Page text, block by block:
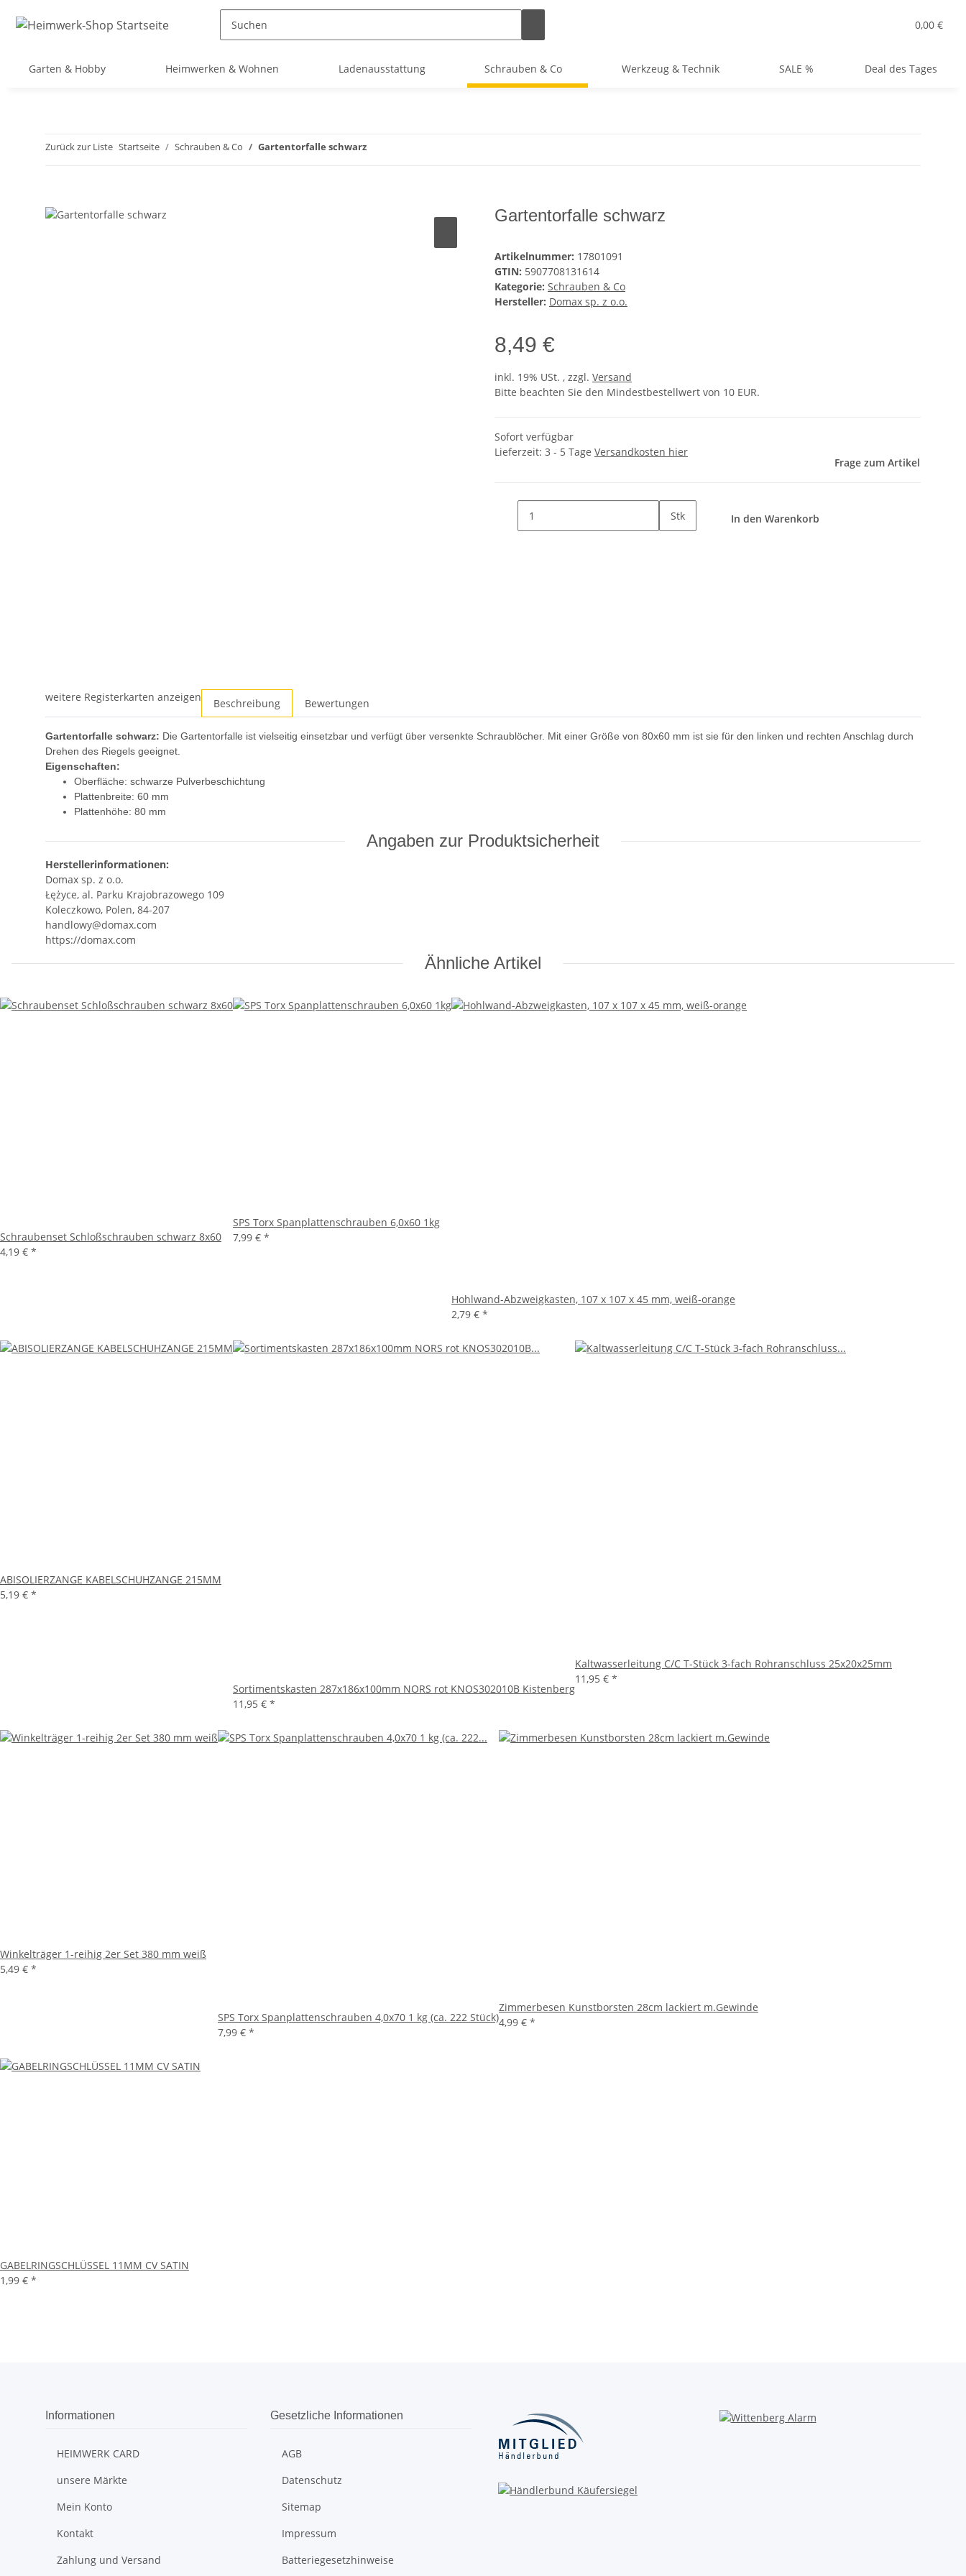
0,00 €
Garten & Hobby Heimwerken & Wohnen Ladenausstattung Schrauben & Co Werkzeug & Technik SALE % Deal des Tages
Zurück zur Liste Startseite Schrauben & Co Gartentorfalle schwarz
Gartentorfalle schwarz
Artikelnummer: 17801091
GTIN: 5907708131614
Kategorie: Schrauben & Co
Hersteller: Domax sp. z o.o.
8,49 €
inkl. 19% USt. , zzgl. Versand
Bitte beachten Sie den Mindestbestellwert von 10 EUR.
Sofort verfügbar
Lieferzeit: 3 - 5 Tage Versandkosten hier
Frage zum Artikel
Stk In den Warenkorb
weitere Registerkarten anzeigen Beschreibung Bewertungen
Gartentorfalle schwarz: Die Gartentorfalle ist vielseitig einsetzbar und verfügt über versenkte Schraublöcher. Mit einer Größe von 80x60 mm ist sie für den linken und rechten Anschlag durch
Drehen des Riegels geeignet.
Eigenschaften:
Oberfläche: schwarze Pulverbeschichtung
Plattenbreite: 60 mm
Plattenhöhe: 80 mm
Angaben zur Produktsicherheit
Herstellerinformationen:
Domax sp. z o.o.
Łężyce, al. Parku Krajobrazowego 109
Koleczkowo, Polen, 84-207
handlowy@domax.com
https://domax.com
Ähnliche Artikel
Schraubenset Schloßschrauben schwarz 8x60
4,19 € *
SPS Torx Spanplattenschrauben 6,0x60 1kg
7,99 € *
Hohlwand-Abzweigkasten, 107 x 107 x 45 mm, weiß-orange
2,79 € *
ABISOLIERZANGE KABELSCHUHZANGE 215MM
5,19 € *
Sortimentskasten 287x186x100mm NORS rot KNOS302010B Kistenberg
11,95 € *
Kaltwasserleitung C/C T-Stück 3-fach Rohranschluss 25x20x25mm
11,95 € *
Winkelträger 1-reihig 2er Set 380 mm weiß
5,49 € *
SPS Torx Spanplattenschrauben 4,0x70 1 kg (ca. 222 Stück)
7,99 € *
Zimmerbesen Kunstborsten 28cm lackiert m.Gewinde
4,99 € *
GABELRINGSCHLÜSSEL 11MM CV SATIN
1,99 € *
Informationen
HEIMWERK CARD
unsere Märkte
Mein Konto
Kontakt
Zahlung und Versand
Gesetzliche Informationen
AGB
Datenschutz
Sitemap
Impressum
Batteriegesetzhinweise